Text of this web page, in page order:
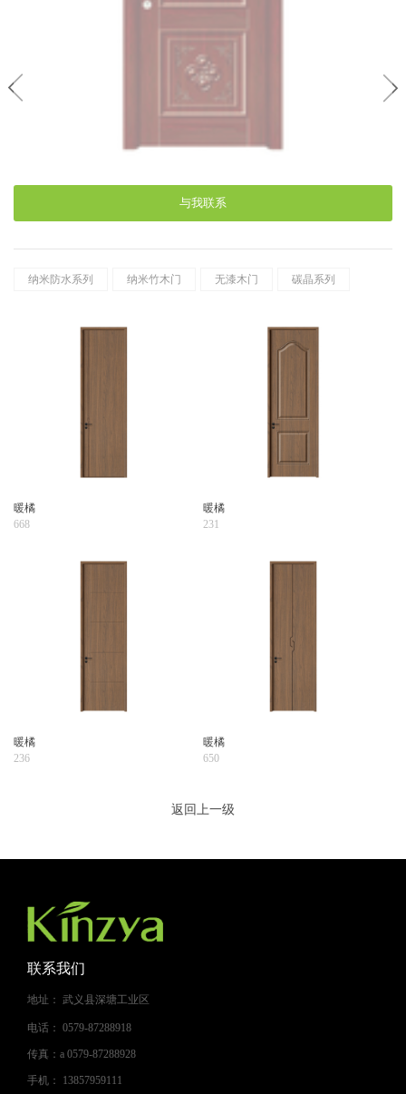
与我联系
纳米防水系列 纳米竹木门 无漆木门 碳晶系列
暖橘
668
暖橘
231
暖橘
236
暖橘
650
返回上一级
联系我们
地址： 武义县深塘工业区
电话： 0579-87288918
传真：a 0579-87288928
手机： 13857959111